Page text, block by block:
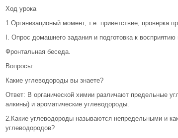
Ход урока
1.Организационый момент, т.е. приветствие, проверка
I. Опрос домашнего задания и подготовка к
Фронтальная беседа.
Вопросы:
Какие углеводороды вы знаете?
Ответ: В органической химии различают предельные
алкины) и ароматические углеводороды.
2.Какие углеводороды называются непредельными и
углеводородов?